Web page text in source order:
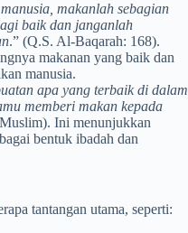
makanlah sebagian
baik dan janganlah
.” (Q.S. Al-Baqarah: 168).
makanan yang baik dan
manusia.
apa yang terbaik di dalam
memberi makan kepada
Ini menunjukkan
bentuk ibadah dan
tantangan utama, seperti: